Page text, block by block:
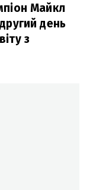
Майкл
день
з